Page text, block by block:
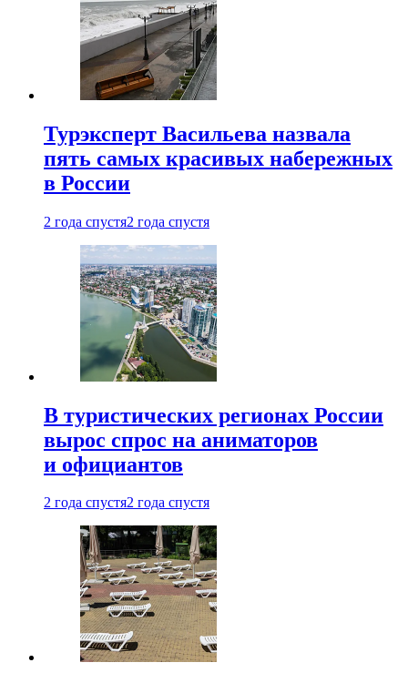
Турэксперт Васильева назвала
пять самых красивых набережных
в России
2 года спустя2 года спустя
В туристических регионах России
вырос спрос на аниматоров
и официантов
2 года спустя2 года спустя